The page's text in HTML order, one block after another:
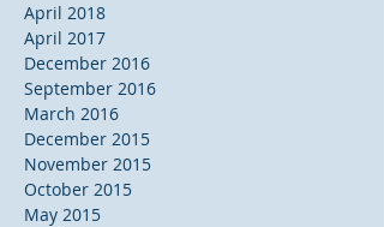
April 2018
April 2017
December 2016
September 2016
March 2016
December 2015
November 2015
October 2015
May 2015